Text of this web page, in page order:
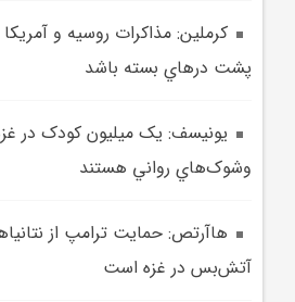
کرملين: مذاکرات روسيه و آمريکا
پشت درهاي بسته باشد
يونيسف: يک ميليون کودک در
وشوک‌هاي رواني هستند
هاآرتص: حمايت ترامپ از
آتش‌بس در غزه است